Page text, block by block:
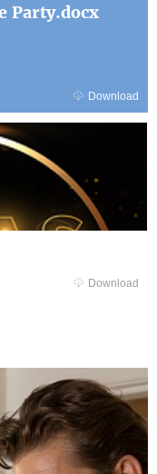
Party.docx
Download
Download